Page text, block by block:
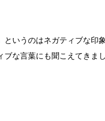
というのはネガティブな印
ブな言葉にも聞こえてきまし